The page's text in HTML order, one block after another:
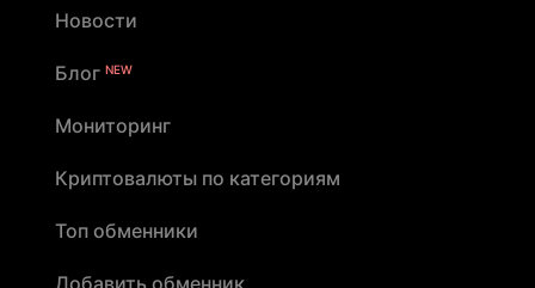
Новости
Блог NEW
Мониторинг
Криптовалюты по категориям
Топ обменники